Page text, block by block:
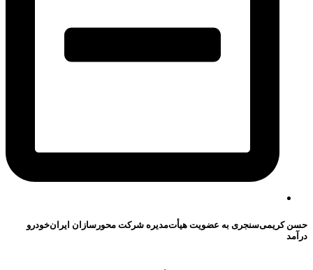
حسن کریمی‌سنجری به عضویت هیأت‌مدیره شرکت محورسازان ایران‌خودرو
درآمد